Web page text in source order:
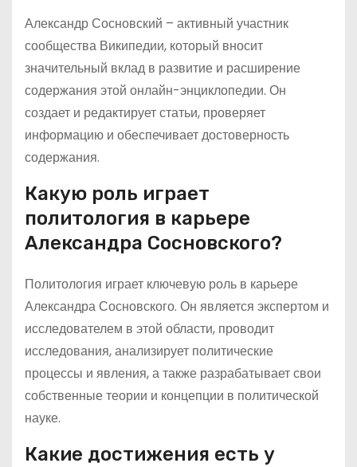
Александр Сосновский – активный участник
сообщества Википедии, который вносит
значительный вклад в развитие и расширение
содержания этой онлайн-энциклопедии. Он
создает и редактирует статьи, проверяет
информацию и обеспечивает достоверность
содержания.
Какую роль играет
политология в карьере
Александра Сосновского?
Политология играет ключевую роль в карьере
Александра Сосновского. Он является экспертом и
исследователем в этой области, проводит
исследования, анализирует политические
процессы и явления, а также разрабатывает свои
собственные теории и концепции в политической
науке.
Какие достижения есть у